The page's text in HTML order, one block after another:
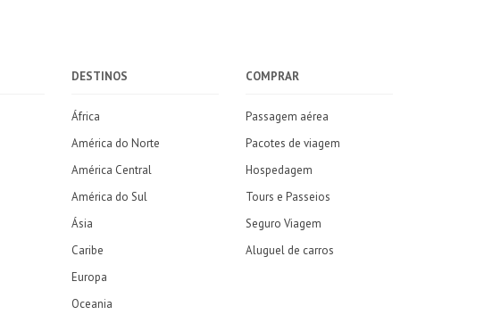
DESTINOS
África
América do Norte
América Central
América do Sul
Ásia
Caribe
Europa
Oceania
COMPRAR
Passagem aérea
Pacotes de viagem
Hospedagem
Tours e Passeios
Seguro Viagem
Aluguel de carros